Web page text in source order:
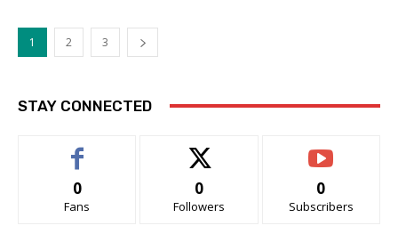
1 2 3
STAY CONNECTED
0
Fans
0
Followers
0
Subscribers